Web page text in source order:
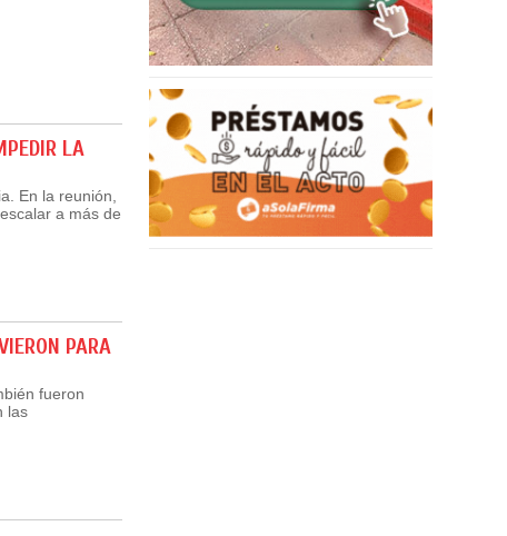
LA
En la reunión,
a más de
PARA
fueron
las